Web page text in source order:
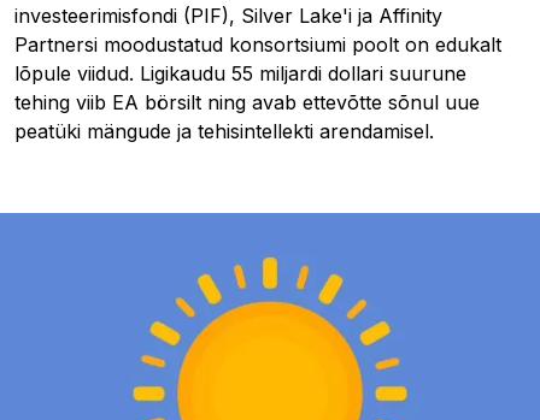
investeerimisfondi (PIF), Silver Lake'i ja Affinity
Partnersi moodustatud konsortsiumi poolt on edukalt
lõpule viidud. Ligikaudu 55 miljardi dollari suurune
tehing viib EA börsilt ning avab ettevõtte sõnul uue
peatüki mängude ja tehisintellekti arendamisel.